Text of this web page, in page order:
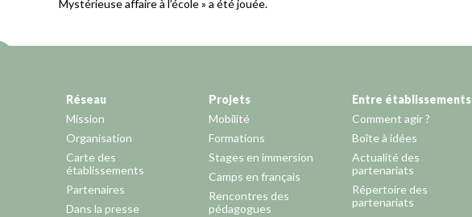
Mystérieuse affaire à l’école » a été jouée.
Réseau
Mission
Organisation
Carte des
établissements
Partenaires
Dans la presse
Projets
Mobilité
Formations
Stages en immersion
Camps en français
Rencontres des
pédagogues
Entre établissements
Comment agir ?
Boîte à idées
Actualité des
partenariats
Répertoire des
partenariats